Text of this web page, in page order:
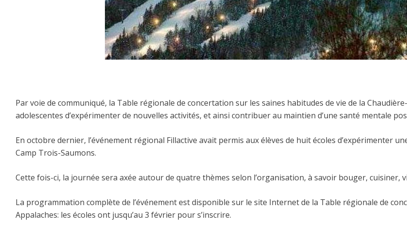
Par voie de communiqué, la Table régionale de concertation sur les saines habitudes de vie de la
adolescentes d’expérimenter de nouvelles activités, et ainsi contribuer au maintien d’une santé mentale
En octobre dernier, l’événement régional Fillactive avait permis aux élèves de huit écoles d’expérimenter
Camp Trois-Saumons.
Cette fois-ci, la journée sera axée autour de quatre thèmes selon l’organisation, à savoir bouger,
La programmation complète de l’événement est disponible sur le site Internet de la Table régionale de
Appalaches: les écoles ont jusqu’au 3 février pour s’inscrire.